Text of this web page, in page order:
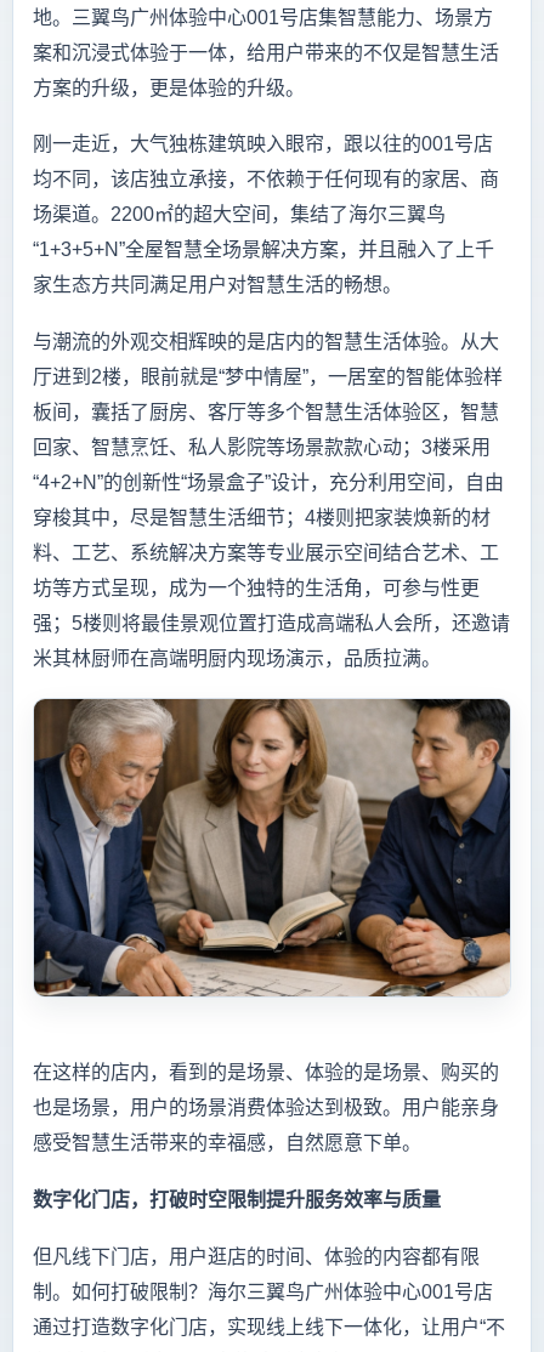
地。三翼鸟广州体验中心001号店集智慧能力、场景方
案和沉浸式体验于一体，给用户带来的不仅是智慧生活
方案的升级，更是体验的升级。
刚一走近，大气独栋建筑映入眼帘，跟以往的001号店
均不同，该店独立承接，不依赖于任何现有的家居、商
场渠道。2200㎡的超大空间，集结了海尔三翼鸟
“1+3+5+N”全屋智慧全场景解决方案，并且融入了上千
家生态方共同满足用户对智慧生活的畅想。
与潮流的外观交相辉映的是店内的智慧生活体验。从大
厅进到2楼，眼前就是“梦中情屋”，一居室的智能体验样
板间，囊括了厨房、客厅等多个智慧生活体验区，智慧
回家、智慧烹饪、私人影院等场景款款心动；3楼采用
“4+2+N”的创新性“场景盒子”设计，充分利用空间，自由
穿梭其中，尽是智慧生活细节；4楼则把家装焕新的材
料、工艺、系统解决方案等专业展示空间结合艺术、工
坊等方式呈现，成为一个独特的生活角，可参与性更
强；5楼则将最佳景观位置打造成高端私人会所，还邀请
米其林厨师在高端明厨内现场演示，品质拉满。
在这样的店内，看到的是场景、体验的是场景、购买的
也是场景，用户的场景消费体验达到极致。用户能亲身
感受智慧生活带来的幸福感，自然愿意下单。
数字化门店，打破时空限制提升服务效率与质量
但凡线下门店，用户逛店的时间、体验的内容都有限
制。如何打破限制？海尔三翼鸟广州体验中心001号店
通过打造数字化门店，实现线上线下一体化，让用户“不